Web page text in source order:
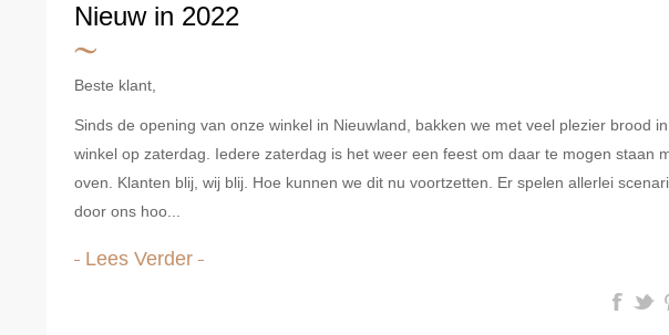
Nieuw in 2022
Beste klant,
Sinds de opening van onze winkel in Nieuwland, bakken we met veel plezier brood
winkel op zaterdag. Iedere zaterdag is het weer een feest om daar te mogen staan
oven. Klanten blij, wij blij. Hoe kunnen we dit nu voortzetten. Er spelen allerlei
door ons hoo...
Lees Verder